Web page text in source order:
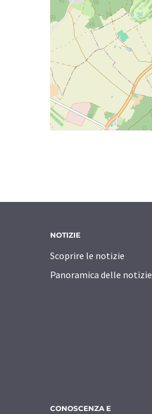
NOTIZIE
Scoprire le notizie
Panoramica delle notizie
CONOSCENZA E